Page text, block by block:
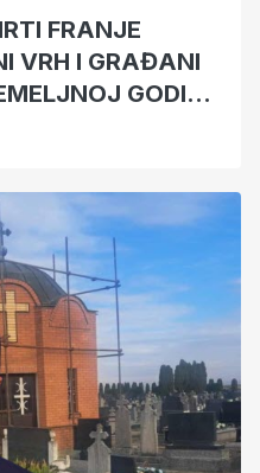
FRANJE
VRH I GRAĐANI
GODINI